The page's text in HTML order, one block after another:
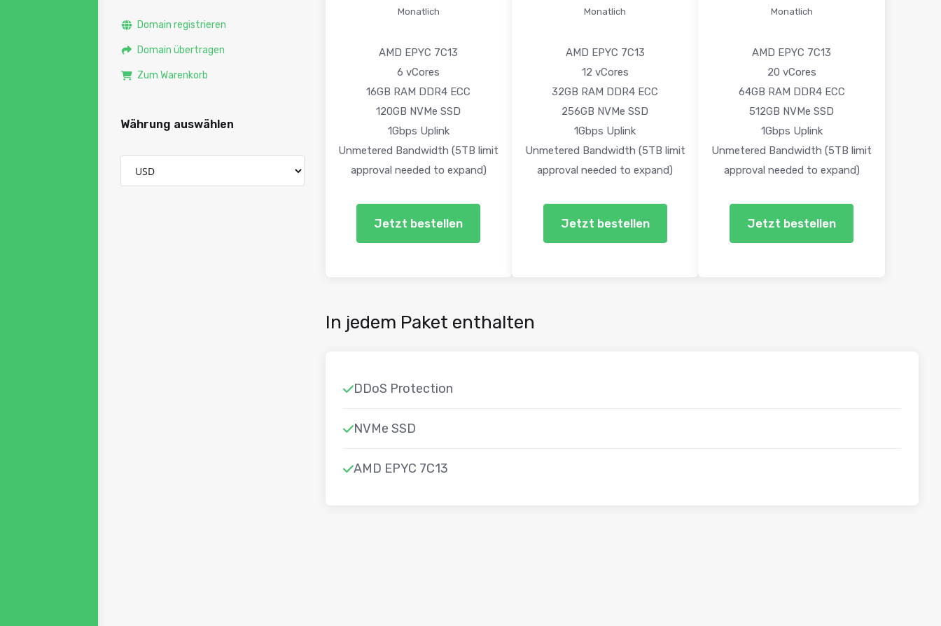
Domain registrieren
Domain übertragen
Zum Warenkorb
Währung auswählen
Monatlich
AMD EPYC 7C13
6 vCores
16GB RAM DDR4 ECC
120GB NVMe SSD
1Gbps Uplink
Unmetered Bandwidth (5TB limit
approval needed to expand)
Jetzt bestellen
Monatlich
AMD EPYC 7C13
12 vCores
32GB RAM DDR4 ECC
256GB NVMe SSD
1Gbps Uplink
Unmetered Bandwidth (5TB limit
approval needed to expand)
Jetzt bestellen
Monatlich
AMD EPYC 7C13
20 vCores
64GB RAM DDR4 ECC
512GB NVMe SSD
1Gbps Uplink
Unmetered Bandwidth (5TB limit
approval needed to expand)
Jetzt bestellen
In jedem Paket enthalten
DDoS Protection
NVMe SSD
AMD EPYC 7C13